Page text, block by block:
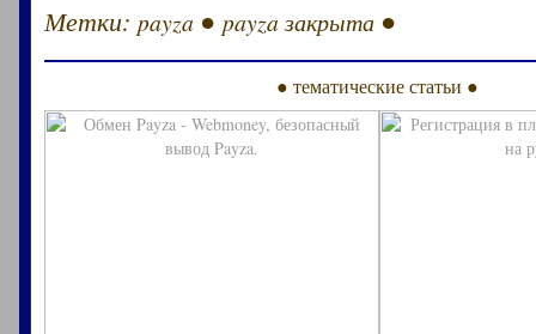
Метки:payza ●payza закрыта ●
● тематические статьи ●